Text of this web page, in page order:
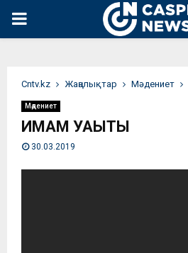
PRIMARY
Сntv.kz Жаңалықтар Мәдениет
Мәдениет
ИМАМ УАҚЫТЫ
30.03.2019